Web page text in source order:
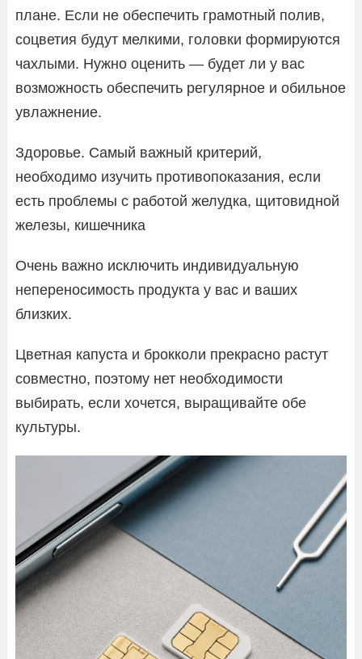
плане. Если не обеспечить грамотный полив,
соцветия будут мелкими, головки формируются
чахлыми. Нужно оценить — будет ли у вас
возможность обеспечить регулярное и обильное
увлажнение.
Здоровье. Самый важный критерий,
необходимо изучить противопоказания, если
есть проблемы с работой желудка, щитовидной
железы, кишечника
Очень важно исключить индивидуальную
непереносимость продукта у вас и ваших
близких.
Цветная капуста и брокколи прекрасно растут
совместно, поэтому нет необходимости
выбирать, если хочется, выращивайте обе
культуры.